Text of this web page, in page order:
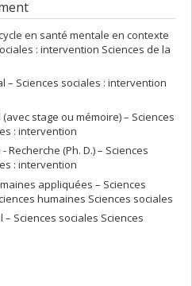
en santé mentale en contexte
: intervention Sciences de la
– Sciences sociales : intervention
stage ou mémoire) – Sciences
: intervention
(Ph. D.) – Sciences
: intervention
appliquées – Sciences
humaines Sciences sociales
Sciences sociales Sciences